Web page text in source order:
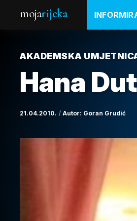
mojarijeka
AKADEMSKA
Hana
21.04.2010. Autor: Goran Grudić